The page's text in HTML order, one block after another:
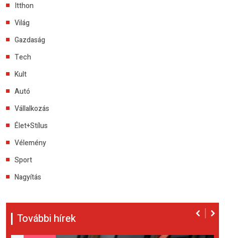
Itthon
Világ
Gazdaság
Tech
Kult
Autó
Vállalkozás
Élet+Stílus
Vélemény
Sport
Nagyítás
További hírek